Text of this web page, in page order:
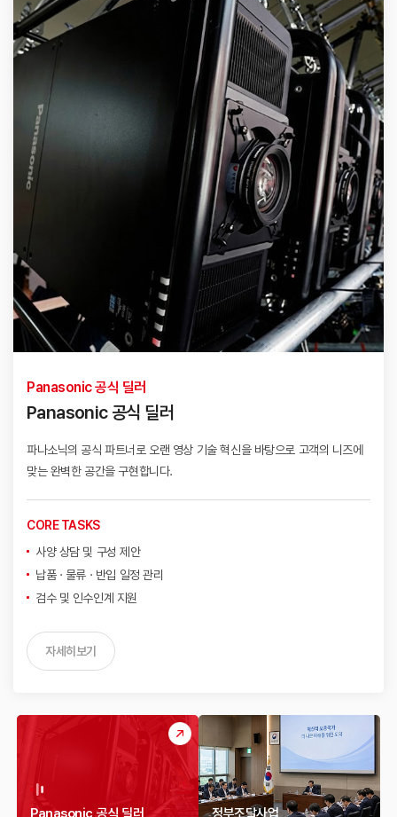
Panasonic 공식 딜러
Panasonic 공식 딜러
파나소닉의 공식 파트너로 오랜 영상 기술 혁신을 바탕으로 고객의 니즈에
맞는 완벽한 공간을 구현합니다.
CORE TASKS
사양 상담 및 구성 제안
납품 · 물류 · 반입 일정 관리
검수 및 인수인계 지원
자세히보기
Panasonic 공식 딜러 정부조달사업